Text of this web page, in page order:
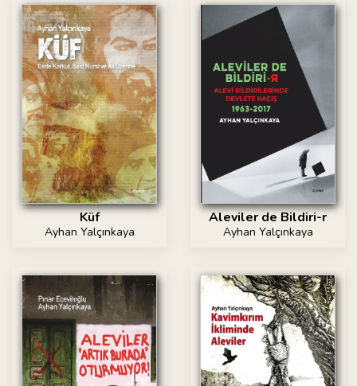
Küf
Ayhan Yalçınkaya
Aleviler de Bildiri-r
Ayhan Yalçınkaya